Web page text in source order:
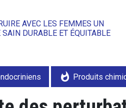
AVEC LES FEMMES UN
SAIN DURABLE ET ÉQUITABLE
whatshot Produits